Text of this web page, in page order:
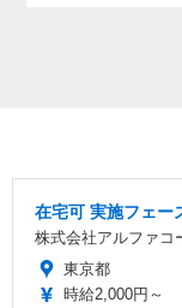
在宅可 実施フェー
株式会社アルファコ
東京都
時給2,000円～